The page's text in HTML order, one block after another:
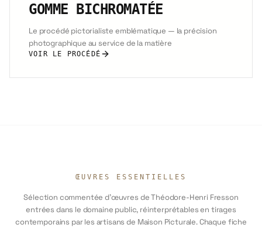
GOMME BICHROMATÉE
Le procédé pictorialiste emblématique — la précision
photographique au service de la matière
VOIR LE PROCÉDÉ
ŒUVRES ESSENTIELLES
Sélection commentée d'œuvres de Théodore-Henri Fresson
entrées dans le domaine public, réinterprétables en tirages
contemporains par les artisans de Maison Picturale. Chaque fiche